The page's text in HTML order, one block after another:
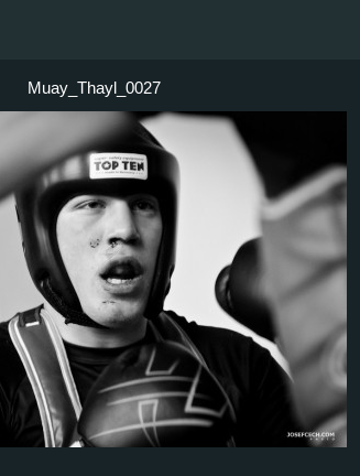
Muay_Thayl_0027